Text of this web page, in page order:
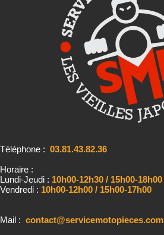
Téléphone : 03.81.43.82.36
Horaire :
Lundi-Jeudi : 10h00-12h30 / 15h00-18h00
Vendredi : 10h00-12h00 / 15h00-17h00
Mail : contact@servicemotopieces.com